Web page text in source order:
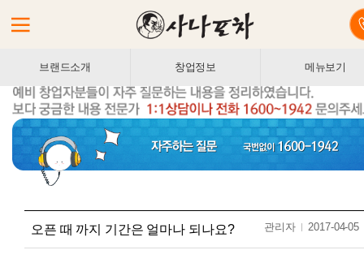
브랜드소개 창업정보 메뉴보기
오픈 때 까지 기간은 얼마나 되나요? 관리자 2017-04-05